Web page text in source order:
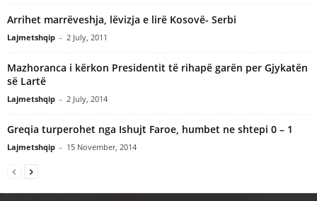
Arrihet marrëveshja, lëvizja e lirë Kosovë- Serbi
Lajmetshqip - 2 July, 2011
Mazhoranca i kërkon Presidentit të rihapë garën per Gjykatën
së Lartë
Lajmetshqip - 2 July, 2014
Greqia turperohet nga Ishujt Faroe, humbet ne shtepi 0 – 1
Lajmetshqip - 15 November, 2014